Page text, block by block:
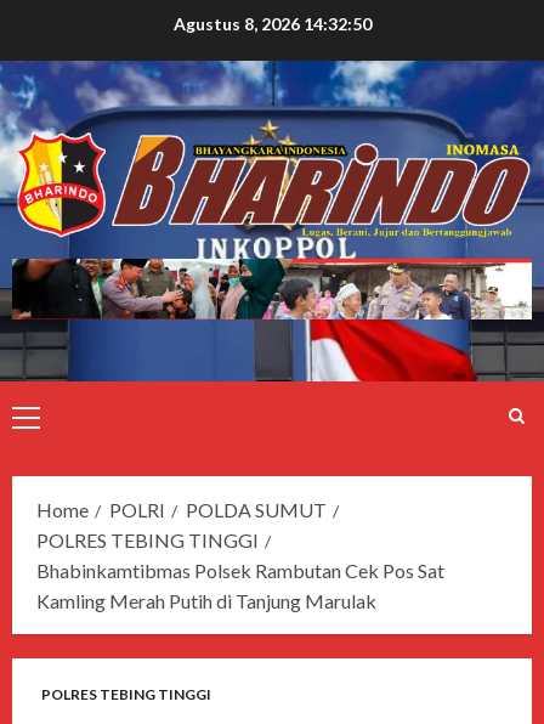
Agustus 8, 2026 14:32:51
Home POLRI
POLDA SUMUT
POLRES TEBING TINGGI
Bhabinkamtibmas Polsek Rambutan Cek Pos Sat
Kamling Merah Putih di Tanjung Marulak
POLRES TEBING TINGGI